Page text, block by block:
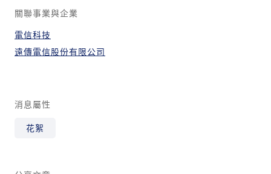
關聯事業與企業
電信科技
遠傳電信股份有限公司
消息屬性
花絮